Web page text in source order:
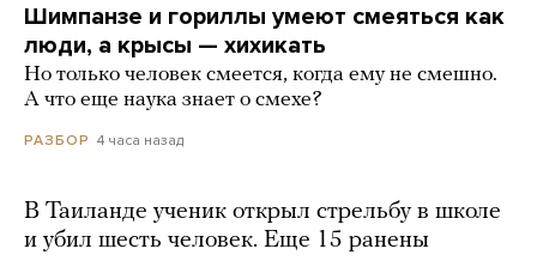
Шимпанзе и гориллы умеют смеяться как
люди, а крысы — хихикать
Но только человек смеется, когда ему не смешно.
А что еще наука знает о смехе?
РАЗБОР 4 часа назад
В Таиланде ученик открыл стрельбу в школе
и убил шесть человек. Еще 15 ранены